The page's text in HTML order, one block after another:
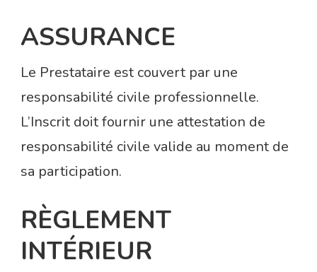
ASSURANCE
Le Prestataire est couvert par une
responsabilité civile professionnelle.
L’Inscrit doit fournir une attestation de
responsabilité civile valide au moment de
sa participation.
RÈGLEMENT
INTÉRIEUR